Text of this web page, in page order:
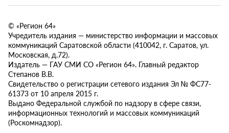
© «Регион 64»
Учредитель издания — министерство информации и массовых
коммуникаций Саратовской области (410042, г. Саратов, ул.
Московская, д.72).
Издатель — ГАУ СМИ СО «Регион 64». Главный редактор
Степанов В.В.
Свидетельство о регистрации сетевого издания Эл № ФС77-
61373 от 10 апреля 2015 г.
Выдано Федеральной службой по надзору в сфере связи,
информационных технологий и массовых коммуникаций
(Роскомнадзор).